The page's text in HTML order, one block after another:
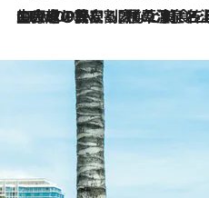
2026.7.10
NEW OPEN！【界 草津】名湯の地に誕生。趣の異なる2種の温泉と上州ならではの会席・蕎麦割烹など美食を味わう究極の癒やし旅